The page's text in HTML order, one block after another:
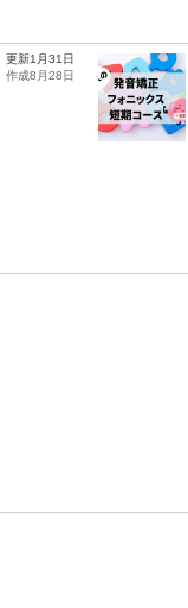
更新1月31日
作成8月28日